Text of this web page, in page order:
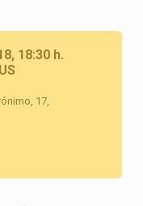
18:30 h.
17,